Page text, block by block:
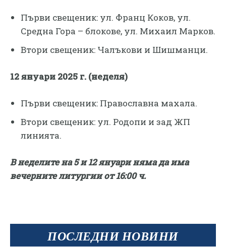
ПОСЛЕДНИ НОВИНИ
Първи свещеник: ул. Франц Коков, ул.
Средна Гора – блокове, ул. Михаил Марков.
Втори свещеник: Чалъкови и Шишманци.
12 януари 2025 г. (неделя)
Първи свещеник: Православна махала.
Втори свещеник: ул. Родопи и зад ЖП
линията.
В неделите на 5 и 12 януари няма да има
вечерните литургии от 16:00 ч.